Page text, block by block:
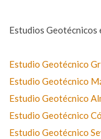
Estudios Geotécnicos
Estudio Geotécnico
Estudio Geotécnico
Estudio Geotécnico
Estudio Geotécnico
Estudio Geotécnico